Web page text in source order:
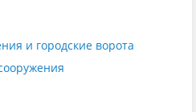
и городские ворота